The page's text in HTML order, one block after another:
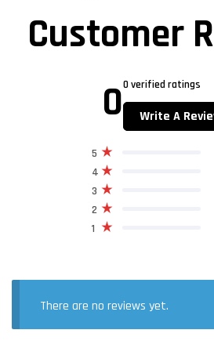
Customer
00 verified ratings
Write A
1
2
3
4
5
There are no reviews yet.